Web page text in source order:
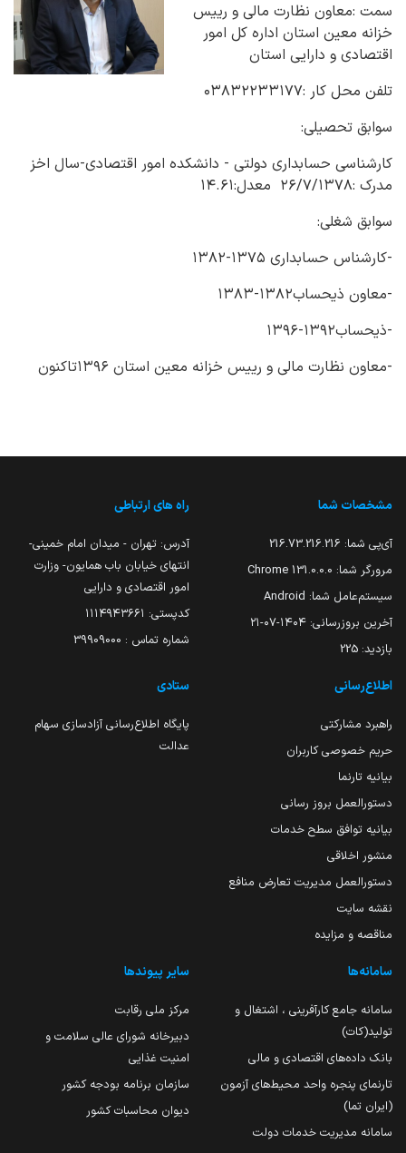
سمت :معاون نظارت مالی و رییس
خزانه معین استان اداره کل امور
اقتصادی و دارایی استان
تلفن محل کار :۰۳۸۳۲۲۳۳۱۷۷
سوابق تحصیلی:
کارشناسی حسابداری دولتی - دانشکده امور اقتصادی-سال اخز
مدرک :۲۶/۷/۱۳۷۸ معدل:۱۴.۶۱
سوابق شغلی:
-کارشناس حسابداری ۱۳۷۵-۱۳۸۲
-معاون ذیحساب۱۳۸۲-۱۳۸۳
-ذیحساب۱۳۹۲-۱۳۹۶
-معاون نظارت مالی و رییس خزانه معین استان ۱۳۹۶تاکنون
مشخصات شما
آی‌پی شما: 216.73.216.216
مرورگر شما: 131.0.0.0 Chrome
سیستم‌عامل شما: Android
آخرین بروزرسانی: ۱۴۰۴-۰۷-۲۱
بازدید: 225
راه های ارتباطی
آدرس: تهران - میدان امام خمینی-
انتهای خیابان باب همایون- وزارت
امور اقتصادی و دارایی
کدپستی: ۱۱۱۴۹۴۳۶۶۱
شماره تماس : 39909000
اطلاع‌رسانی
راهبرد مشارکتی
حریم خصوصی کاربران
بیانیه تارنما
دستورالعمل بروز رسانی
بیانیه توافق سطح خدمات
منشور اخلاقی
دستورالعمل مدیریت تعارض منافع
نقشه سایت
مناقصه و مزایده
ستادی
پایگاه اطلاع‌رسانی آزادسازی سهام
عدالت
سامانه‌ها
سامانه جامع کارآفرینی ، اشتغال و
تولید(کات)
بانک داده‌های اقتصادی و مالی
تارنمای پنجره واحد محیط‌های آزمون
(ایران تما)
سامانه مدیریت خدمات دولت
سایر پیوندها
مرکز ملی رقابت
دبیرخانه شورای عالی سلامت و
امنیت غذایی
سازمان برنامه بودجه کشور
دیوان محاسبات کشور